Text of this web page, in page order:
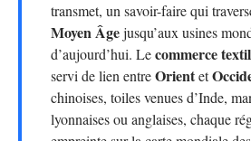
transmet, un savoir-faire qui
Moyen Âgejusqu’aux usines
d’aujourd’hui. Lecommerce
servi de lien entreOrientet
chinoises, toiles venues d’Inde,
lyonnaises ou anglaises, chaque